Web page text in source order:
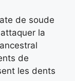
de soude
la
de
les dents